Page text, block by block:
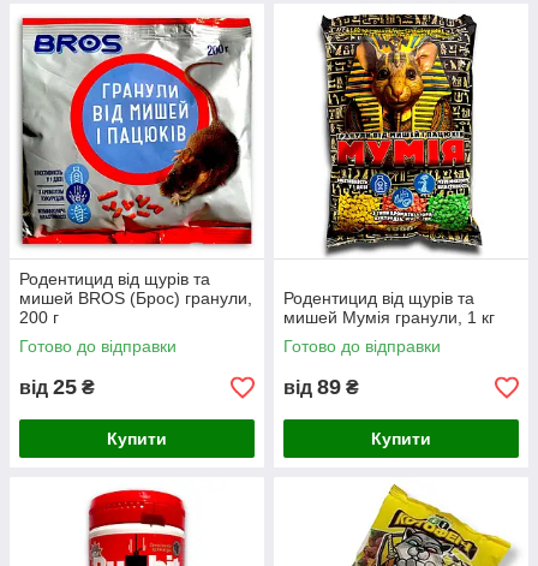
Родентицид від щурів та
мишей BROS (Брос) гранули,
200 г
Готово до відправки
від 25 ₴
Купити
Родентицид від щурів та
мишей Мумія гранули, 1 кг
Готово до відправки
від 89 ₴
Купити